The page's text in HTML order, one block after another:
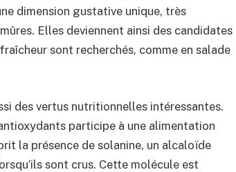
dimension gustative unique, très
Elles deviennent ainsi des candidates
sont recherchés, comme en salade
des vertus nutritionnelles intéressantes.
participe à une alimentation
la présence de solanine, un alcaloïde
sont crus. Cette molécule est